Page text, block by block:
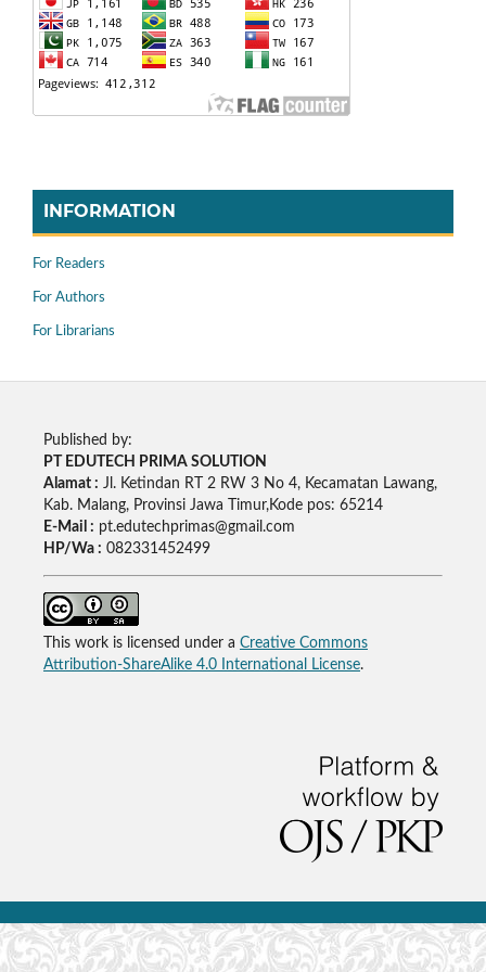
INFORMATION
For Readers
For Authors
For Librarians
Published by:
PT EDUTECH PRIMA SOLUTION
Alamat : Jl. Ketindan RT 2 RW 3 No 4, Kecamatan Lawang,
Kab. Malang, Provinsi Jawa Timur,Kode pos: 65214
E-Mail : pt.edutechprimas@gmail.com
HP/Wa : 082331452499
This work is licensed under a Creative Commons
Attribution-ShareAlike 4.0 International License.